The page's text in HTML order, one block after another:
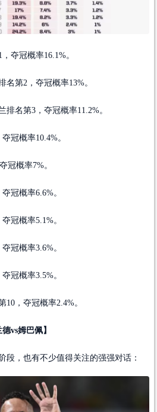
夺冠概率16.1%。
第2，夺冠概率13%。
名第3，夺冠概率11.2%。
冠概率10.4%。
冠概率7%。
冠概率6.6%。
冠概率5.1%。
冠概率3.6%。
冠概率3.5%。
，夺冠概率2.4%。
vs姆巴佩】
段，也有不少值得关注的强强对话：